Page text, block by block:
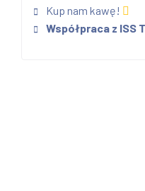
Kup nam kawę!
Współpraca z ISS